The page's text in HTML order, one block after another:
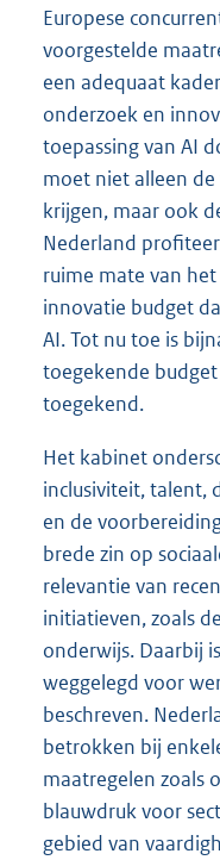
Europese
voorgestelde
een adequaat
onderzoek en
toepassing van AI
moet niet alleen
krijgen, maar ook
Nederland
ruime mate van
innovatie budget
AI. Tot nu toe is
toegekende
toegekend.
Het kabinet
inclusiviteit, talent,
en de
brede zin op
relevantie van
initiatieven, zoals
onderwijs. Daarbij
weggelegd voor
beschreven.
betrokken bij
maatregelen zoals
blauwdruk voor
gebied van